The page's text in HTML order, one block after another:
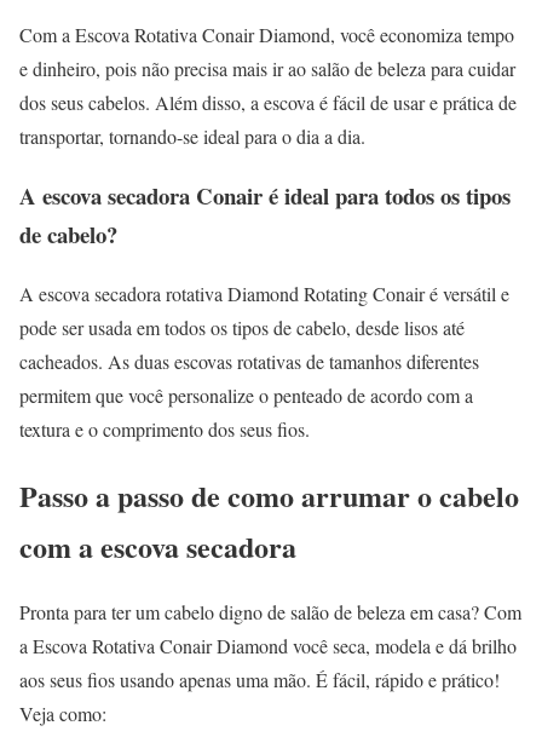
Com a Escova Rotativa Conair Diamond, você economiza tempo
e dinheiro, pois não precisa mais ir ao salão de beleza para cuidar
dos seus cabelos. Além disso, a escova é fácil de usar e prática de
transportar, tornando-se ideal para o dia a dia.
A escova secadora Conair é ideal para todos os tipos
de cabelo?
A escova secadora rotativa Diamond Rotating Conair é versátil e
pode ser usada em todos os tipos de cabelo, desde lisos até
cacheados. As duas escovas rotativas de tamanhos diferentes
permitem que você personalize o penteado de acordo com a
textura e o comprimento dos seus fios.
Passo a passo de como arrumar o cabelo
com a escova secadora
Pronta para ter um cabelo digno de salão de beleza em casa? Com
a Escova Rotativa Conair Diamond você seca, modela e dá brilho
aos seus fios usando apenas uma mão. É fácil, rápido e prático!
‍Veja como: